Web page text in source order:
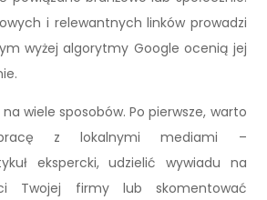
i relewantnych linków prowadzi
wyżej algorytmy Google ocenią jej
wiele sposobów. Po pierwsze, warto
z lokalnymi mediami –
ekspercki, udzielić wywiadu na
Twojej firmy lub skomentować